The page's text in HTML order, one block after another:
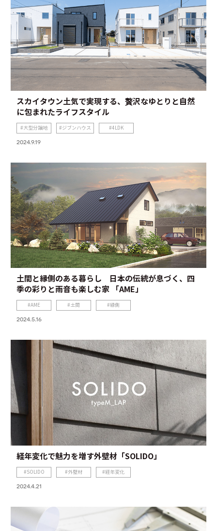
スカイタウン土気で実現する、贅沢なゆとりと自然
に包まれたライフスタイル
大型分譲地 ジブンハウス 4LDK
2024.9.19
土間と縁側のある暮らし 日本の伝統が息づく、四
季の彩りと雨音も楽しむ家 「AME」
AME 土間 縁側
2024.5.16
経年変化で魅力を増す外壁材「SOLIDO」
SOLIDO 外壁材 経年変化
2024.4.21